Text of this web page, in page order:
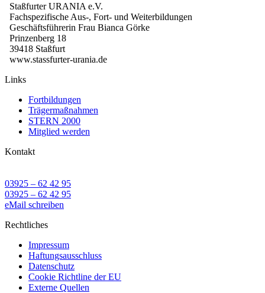
Staßfurter URANIA e.V.
Fachspezifische Aus-, Fort- und Weiterbildungen
Geschäftsführerin Frau Bianca Görke
Prinzenberg 18
39418 Staßfurt
www.stassfurter-urania.de
Links
Fortbildungen
Trägermaßnahmen
STERN 2000
Mitglied werden
Kontakt
03925 – 62 42 95
03925 – 62 42 95
eMail schreiben
Rechtliches
Impressum
Haftungsausschluss
Datenschutz
Cookie Richtline der EU
Externe Quellen